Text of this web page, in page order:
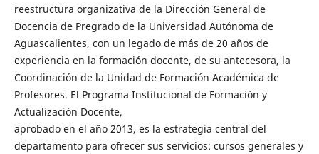
reestructura organizativa de la Dirección General de
Docencia de Pregrado de la Universidad Autónoma de
Aguascalientes, con un legado de más de 20 años de
experiencia en la formación docente, de su antecesora, la
Coordinación de la Unidad de Formación Académica de
Profesores. El Programa Institucional de Formación y
Actualización Docente,
aprobado en el año 2013, es la estrategia central del
departamento para ofrecer sus servicios: cursos generales y